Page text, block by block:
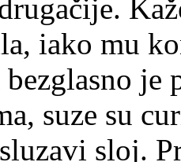
iako mu
je
suze su
sloj.